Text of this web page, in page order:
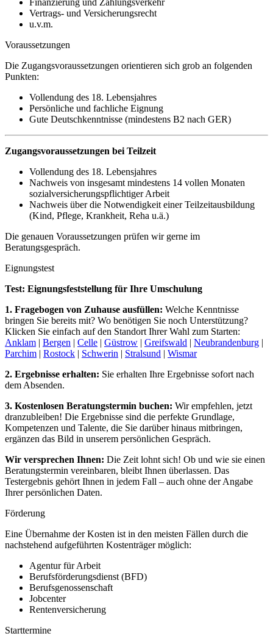
Vertrags- und Versicherungsrecht
u.v.m.
Voraussetzungen
Die Zugangsvoraussetzungen orientieren sich grob an folgenden
Punkten:
Vollendung des 18. Lebensjahres
Persönliche und fachliche Eignung
Gute Deutschkenntnisse (mindestens B2 nach GER)
Zugangsvoraussetzungen bei Teilzeit
Vollendung des 18. Lebensjahres
Nachweis von insgesamt mindestens 14 vollen Monaten
sozialversicherungspflichtiger Arbeit
Nachweis über die Notwendigkeit einer Teilzeitausbildung
(Kind, Pflege, Krankheit, Reha u.ä.)
Die genauen Voraussetzungen prüfen wir gerne im
Beratungsgespräch.
Eignungstest
Test: Eignungsfeststellung für Ihre Umschulung
1. Fragebogen von Zuhause ausfüllen: Welche Kenntnisse
bringen Sie bereits mit? Wo benötigen Sie noch Unterstützung?
Klicken Sie einfach auf den Standort Ihrer Wahl zum Starten:
Anklam | Bergen | Celle | Güstrow | Greifswald | Neubrandenburg |
Parchim | Rostock | Schwerin | Stralsund | Wismar
2. Ergebnisse erhalten: Sie erhalten Ihre Ergebnisse sofort nach
dem Absenden.
3. Kostenlosen Beratungstermin buchen: Wir empfehlen, jetzt
dranzubleiben! Die Ergebnisse sind die perfekte Grundlage,
Kompetenzen und Talente, die Sie darüber hinaus mitbringen,
ergänzen das Bild in unserem persönlichen Gespräch.
Wir versprechen Ihnen: Die Zeit lohnt sich! Ob und wie sie einen
Beratungstermin vereinbaren, bleibt Ihnen überlassen. Das
Testergebnis gehört Ihnen in jedem Fall – auch ohne der Angabe
Ihrer persönlichen Daten.
Förderung
Eine Übernahme der Kosten ist in den meisten Fällen durch die
nachstehend aufgeführten Kostenträger möglich:
Agentur für Arbeit
Berufsförderungsdienst (BFD)
Berufsgenossenschaft
Jobcenter
Rentenversicherung
Starttermine